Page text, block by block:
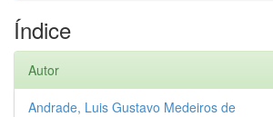
Índice
Autor
Andrade, Luis Gustavo Medeiros de